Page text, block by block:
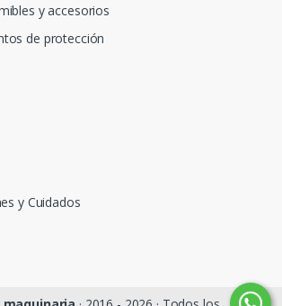
y accesorios
de protección
y Cuidados